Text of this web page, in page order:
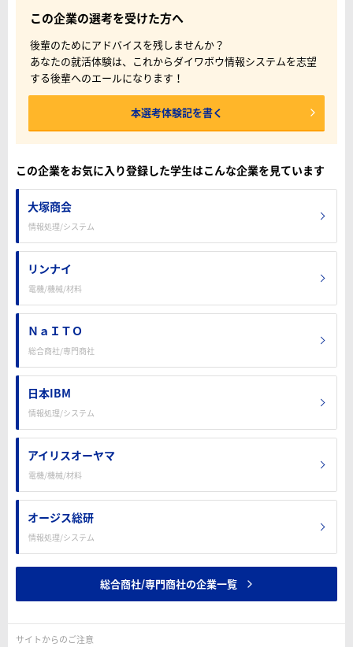
この企業の選考を受けた方へ
後輩のためにアドバイスを残しませんか？
あなたの就活体験は、これからダイワボウ情報システムを志望
する後輩へのエールになります！
本選考体験記を書く
この企業をお気に入り登録した学生はこんな企業を見ています
大塚商会
情報処理/システム
リンナイ
電機/機械/材料
ＮａＩＴＯ
総合商社/専門商社
日本IBM
情報処理/システム
アイリスオーヤマ
電機/機械/材料
オージス総研
情報処理/システム
総合商社/専門商社の企業一覧
サイトからのご注意